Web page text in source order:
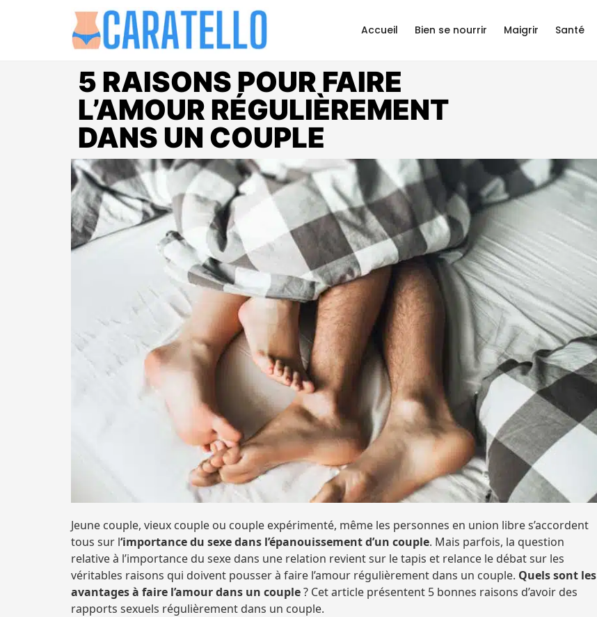
Accueil Bien se nourrir Maigrir Santé
5 RAISONS POUR FAIRE
L’AMOUR RÉGULIÈREMENT
DANS UN COUPLE
Jeune couple, vieux couple ou couple expérimenté, même les personnes en union libre s’accordent
tous sur l‘importance du sexe dans l’épanouissement d’un couple. Mais parfois, la question
relative à l’importance du sexe dans une relation revient sur le tapis et relance le débat sur les
véritables raisons qui doivent pousser à faire l’amour régulièrement dans un couple. Quels sont les
avantages à faire l’amour dans un couple? Cet article présentent 5 bonnes raisons d’avoir des
rapports sexuels régulièrement dans un couple.